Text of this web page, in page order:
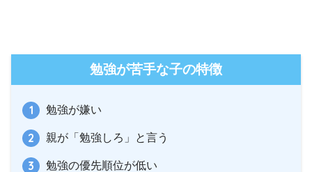
勉強が苦手な子の特徴
勉強が嫌い
親が「勉強しろ」と言う
勉強の優先順位が低い